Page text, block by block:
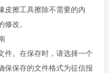
皮擦工具擦除不需要的内
改。
件。在保存时，请选择一个
保保存的文件格式为征信报